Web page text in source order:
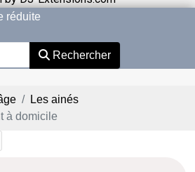
Rechercher
Les ainés
à domicile